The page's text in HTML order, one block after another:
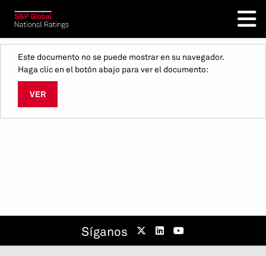
Este documento no se puede mostrar en su navegador.
Haga clic en el botón abajo para ver el documento:
VER
Síganos